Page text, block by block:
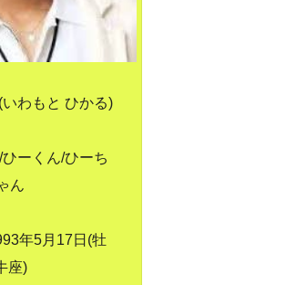
わもと ひかる)
ーくん/ひーち
ん
年5月17日(牡
座)